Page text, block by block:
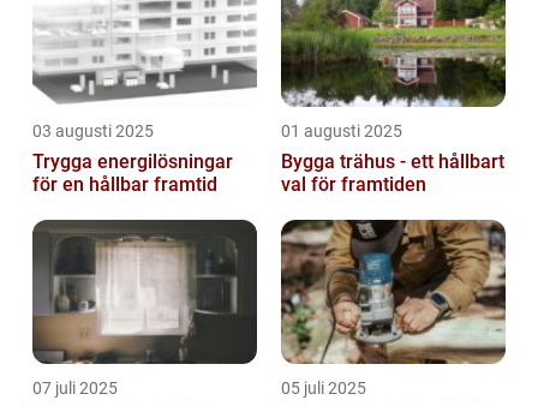
03 augusti 2025
Trygga energilösningar
för en hållbar framtid
01 augusti 2025
Bygga trähus - ett hållbart
val för framtiden
07 juli 2025 05 juli 2025